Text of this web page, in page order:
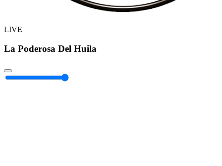
LIVE
La Poderosa Del Huila